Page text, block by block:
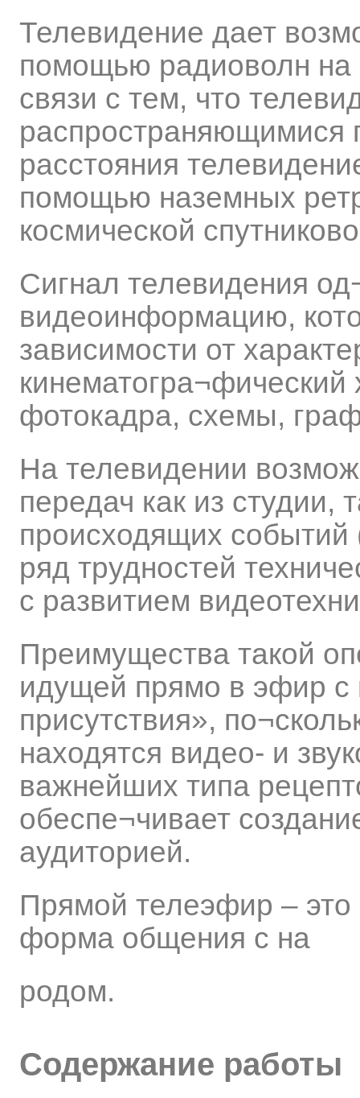
Телевидение дает
помощью радиоволн на
связи с тем, что
распространяющимися
расстояния
помощью наземных
космической
Сигнал телевидения
видеоинформацию,
зависимости от
кинематогра¬фический
фотокадра, схемы,
На телевидении
передач как из студии,
происходящих
ряд трудностей
с развитием
Преимущества такой
идущей прямо в эфир с
присутствия»,
находятся видео- и
важнейших типа
обеспе¬чивает
аудиторией.
Прямой телеэфир – это
форма общения с на
родом.
Содержание работы